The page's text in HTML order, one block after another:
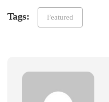
Tags: Featured